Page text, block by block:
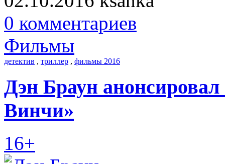
0 комментариев
Фильмы
детектив , триллер , фильмы 2016
Дэн Браун
Винчи»
16+